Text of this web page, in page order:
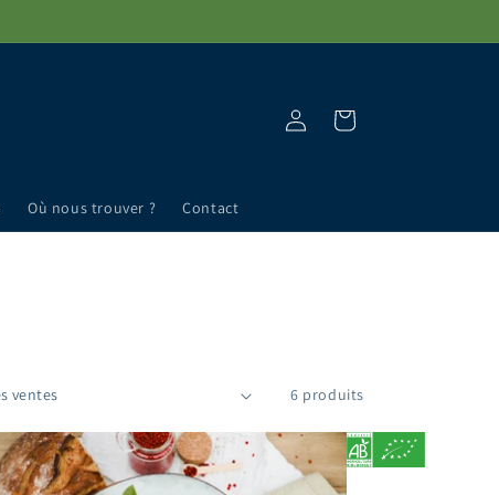
Où nous trouver ? Contact
Connexion Panier
6 produits